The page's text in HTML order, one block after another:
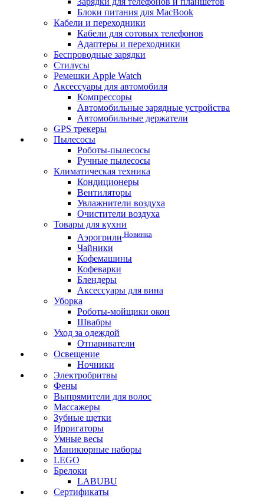
Блоки питания для MacBook
Кабели и переходники
Кабели для сотовых телефонов
Адаптеры и переходники
Беспроводные зарядки
Стилусы
Ремешки Apple Watch
Аксессуары для автомобиля
Компрессоры
Автомобильные зарядные устройства
Автомобильные держатели
GPS трекеры
Пылесосы
Роботы-пылесосы
Ручные пылесосы
Климатическая техника
Кондиционеры
Вентиляторы
Увлажнители воздуха
Очистители воздуха
Товары для кухни
Аэрогрили Новинка
Чайники
Кофемашины
Кофеварки
Блендеры
Аксессуары для вина
Уборка
Роботы-мойщики окон
Швабры
Уход за одеждой
Отпариватели
Освещение
Ночники
Электробритвы
Фены
Выпрямители для волос
Массажеры
Зубные щетки
Ирригаторы
Умные весы
Маникюрные наборы
LEGO
Брелоки
LABUBU
Сертификаты